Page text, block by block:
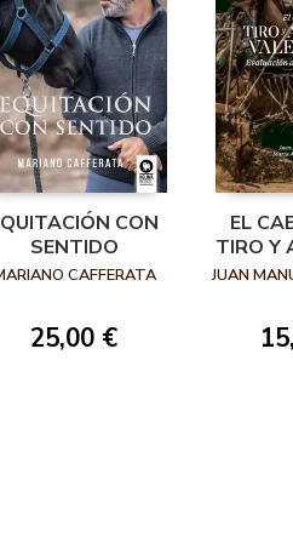
CON
SENTIDO
CAFFERATA
25,00 €
EL
TIRO Y
JUAN